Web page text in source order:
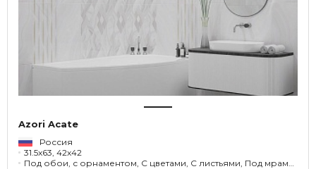
Azori Acate
Россия
31.5x63, 42x42
Под обои, с орнаментом, С цветами, С листьями, Под мрамор, Под оникс